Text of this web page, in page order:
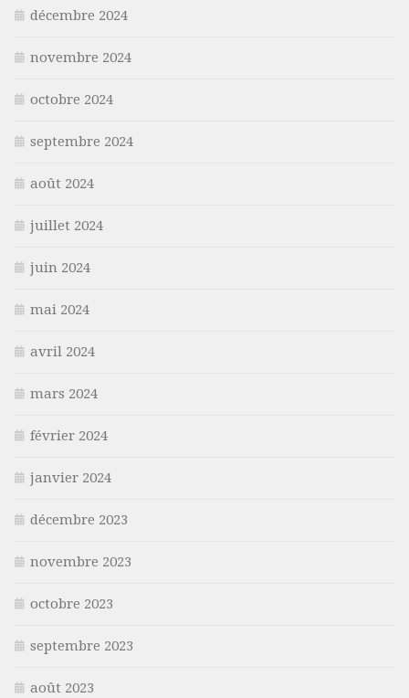
décembre 2024
novembre 2024
octobre 2024
septembre 2024
août 2024
juillet 2024
juin 2024
mai 2024
avril 2024
mars 2024
février 2024
janvier 2024
décembre 2023
novembre 2023
octobre 2023
septembre 2023
août 2023